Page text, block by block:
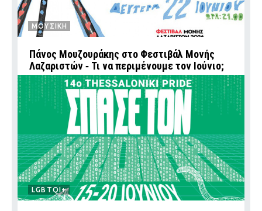
ΜΟΥΣΙΚΗ
Πάνος Μουζουράκης στο Φεστιβάλ Μονής
Λαζαριστών ‑ Τι να περιμένουμε τον Ιούνιο;
LGBTQI+